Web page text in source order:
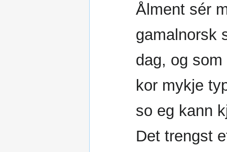
Ålment sér
gamalnorsk
dag, og
kor mykje
so eg kann
Det trengst